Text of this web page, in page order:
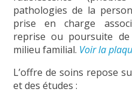
pathologies de la
prise en charge
reprise ou poursuite
milieu familial. Voir la
L’offre de soins repose
et des études :